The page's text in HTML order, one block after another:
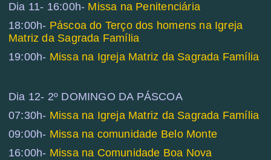
Dia 11- 16:00h- Missa na Penitenciária
18:00h- Páscoa do Terço dos homens na Igreja
Matriz da Sagrada Família
19:00h- Missa na Igreja Matriz da Sagrada Família
Dia 12- 2º DOMINGO DA PÁSCOA
07:30h- Missa na Igreja Matriz da Sagrada Família
09:00h- Missa na comunidade Belo Monte
16:00h- Missa na Comunidade Boa Nova